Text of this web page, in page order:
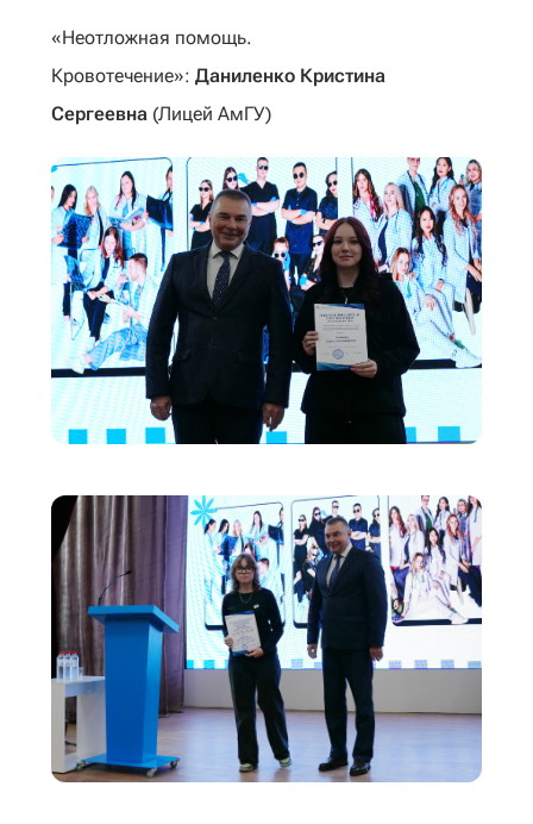
«Неотложная помощь.
Кровотечение»: Даниленко Кристина
Сергеевна (Лицей АмГУ)